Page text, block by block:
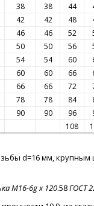
38 38 44
42 42 48
46 46 52
50 50 56
54 54 60
60 60 66
66 66 72
78 78 84
90 90 96
108
d=16 мм, крупным
M16-6g х 120.58ГОСТ